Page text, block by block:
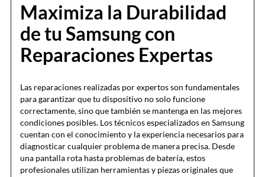
Maximiza la Durabilidad
de tu Samsung con
Reparaciones Expertas
Las reparaciones realizadas por expertos son fundamentales
para garantizar que tu dispositivo no solo funcione
correctamente, sino que también se mantenga en las mejores
condiciones posibles. Los técnicos especializados en Samsung
cuentan con el conocimiento y la experiencia necesarios para
diagnosticar cualquier problema de manera precisa. Desde
una pantalla rota hasta problemas de batería, estos
profesionales utilizan herramientas y piezas originales que